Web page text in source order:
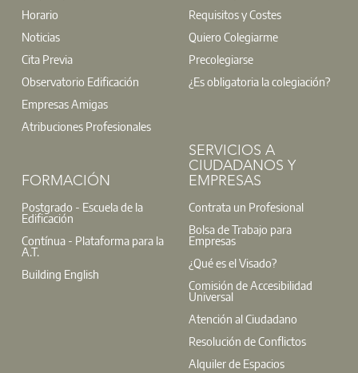
Horario
Noticias
Cita Previa
Observatorio Edificación
Empresas Amigas
Atribuciones Profesionales
Requisitos y Costes
Quiero Colegiarme
Precolegiarse
¿Es obligatoria la colegiación?
FORMACIÓN
Postgrado - Escuela de la
Edificación
Contínua - Plataforma para la
A.T.
Building English
SERVICIOS A
CIUDADANOS Y
EMPRESAS
Contrata un Profesional
Bolsa de Trabajo para
Empresas
¿Qué es el Visado?
Comisión de Accesibilidad
Universal
Atención al Ciudadano
Resolución de Conflictos
Alquiler de Espacios